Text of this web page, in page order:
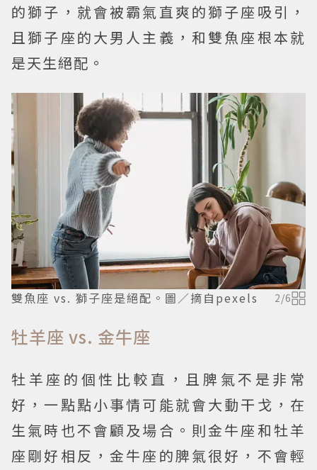
的獅子，就會被霸氣直爽的獅子座吸引，
且獅子座的大男人主義，和雙魚座根本就
是天生絕配。
雙魚座 vs. 獅子座是絕配。圖／摘自pexels 2/6
牡羊座 vs. 金牛座
牡羊座的個性比較直，且脾氣不是非常
好，一點點小事情可能就會大動干戈，在
生氣時也不會顧及場合。則金牛座和牡羊
座剛好相反，金牛座的脾氣很好，不會輕